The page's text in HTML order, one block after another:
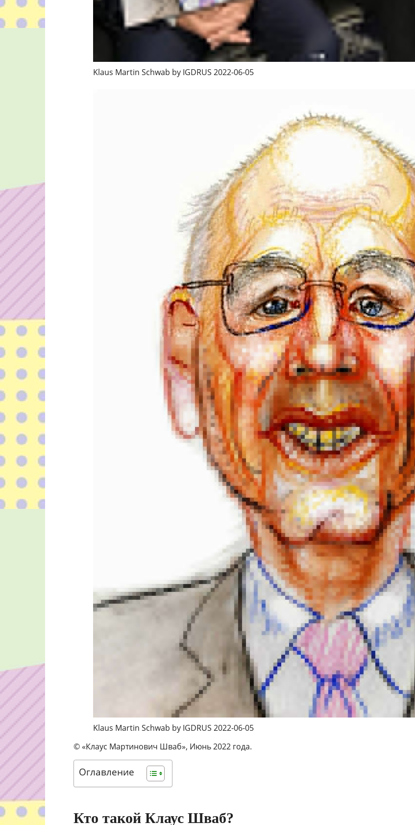
Klaus Martin Schwab by IGDRUS 2022-06-05
Klaus Martin Schwab by IGDRUS 2022-06-05
© «Клаус Мартинович Шваб», Июнь 2022 года.
Оглавление
Кто такой Клаус Шваб?